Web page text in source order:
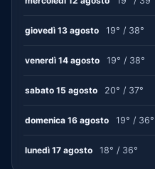
giovedì 13 agosto 19° / 38°
venerdì 14 agosto 19° / 38°
sabato 15 agosto 20° / 37°
domenica 16 agosto 19° / 36°
lunedì 17 agosto 18° / 36°